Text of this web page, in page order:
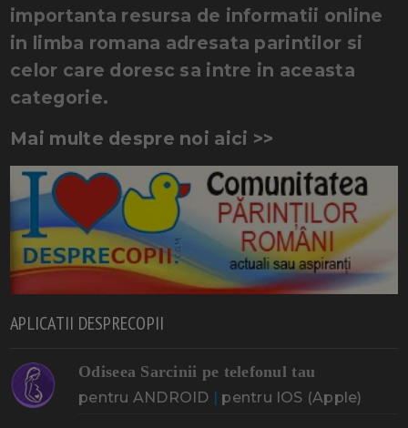
importanta resursa de informatii online
in limba romana adresata parintilor si
celor care doresc sa intre in aceasta
categorie.
Mai multe despre noi aici >>
APLICATII DESPRECOPII
Odiseea Sarcinii pe telefonul tau
pentru ANDROID pentru IOS (Apple)